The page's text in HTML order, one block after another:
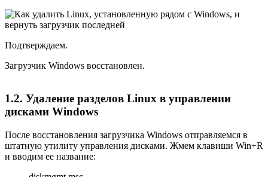
Подтверждаем.
Загрузчик Windows восстановлен.
1.2. Удаление разделов Linux в управлении
дисками Windows
После восстановления загрузчика Windows отправляемся в
штатную утилиту управления дисками. Жмем клавиши Win+R
и вводим ее название: